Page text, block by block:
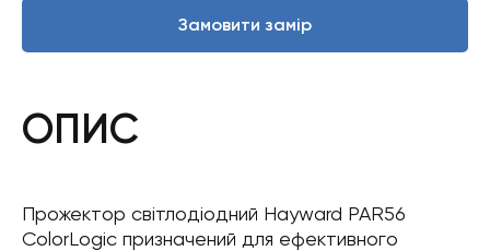
Замовити замір
ОПИС
Прожектор світлодіодний Hayward PAR56
ColorLogic призначений для ефективного